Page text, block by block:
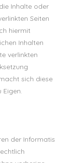
Inhalte oder
Seiten
hiermit
Inhalten
verlinkten
sich diese
Eigen.
der Informatis